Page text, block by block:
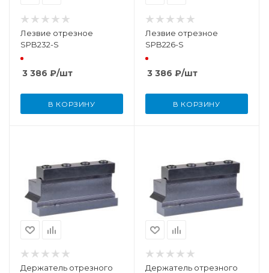
Лезвие отрезное
SPB232-S
3 386 ₽/шт
В КОРЗИНУ
Лезвие отрезное
SPB226-S
3 386 ₽/шт
В КОРЗИНУ
Держатель отрезного
Держатель отрезного